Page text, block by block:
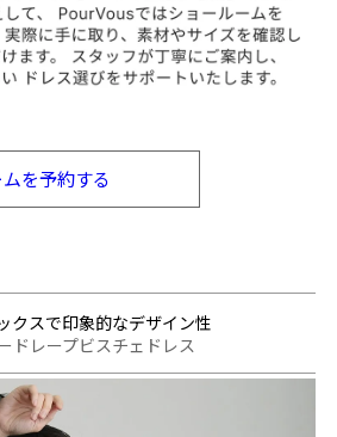
を予約する
クスで印象的なデザイン性
ドレープビスチェドレス